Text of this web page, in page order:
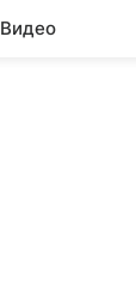
Видео